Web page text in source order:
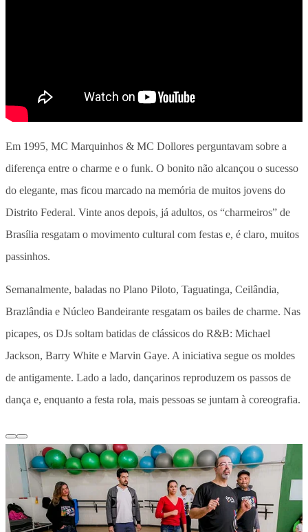
Em 1995, MC Marquinhos & MC Dollores perguntavam sobre a
diferença entre o charme e o funk. O bonito não alcançou o sucesso
do elegante, mas ficou marcado na memória de muitos jovens do
Distrito Federal. Vinte anos depois, já adultos, os “charmeiros” de
Brasília resgatam o movimento cultural com festas e, é claro, muitos
passinhos.
Semanalmente, baladas no Plano Piloto, Taguatinga, Ceilândia,
Brazlândia e Núcleo Bandeirante resgatam os bailes de charme. Nas
picapes, os DJs soltam batidas de clássicos do R&B: Michael
Jackson, Barry White e Marvin Gaye. A iniciativa segue os moldes
de antigamente. Lado a lado, dançarinos reproduzem os passos de
dança e, enquanto a festa rola, mais pessoas se juntam à coreografia.